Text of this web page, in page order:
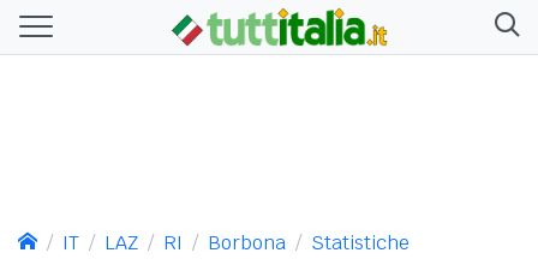
IT LAZ RI Borbona Statistiche